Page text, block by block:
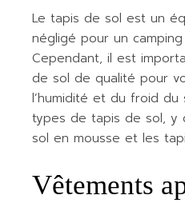
Le tapis de sol est un
négligé pour un
Cependant, il est
de sol de qualité pour
l’humidité et du froid du
types de tapis de sol, y
sol en mousse et les
Vêtements